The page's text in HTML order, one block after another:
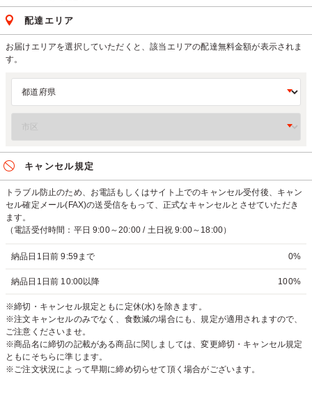
配達エリア
お届けエリアを選択していただくと、該当エリアの配達無料金額が表示されま
す。
キャンセル規定
トラブル防止のため、お電話もしくはサイト上でのキャンセル受付後、キャン
セル確定メール(FAX)の送受信をもって、正式なキャンセルとさせていただき
ます。
（電話受付時間：平日 9:00～20:00 / 土日祝 9:00～18:00）
納品日1日前 9:59まで 0%
納品日1日前 10:00以降 100%
※締切・キャンセル規定ともに定休(水)を除きます。
※注文キャンセルのみでなく、食数減の場合にも、規定が適用されますので、
ご注意くださいませ。
※商品名に締切の記載がある商品に関しましては、変更締切・キャンセル規定
ともにそちらに準じます。
※ご注文状況によって早期に締め切らせて頂く場合がございます。